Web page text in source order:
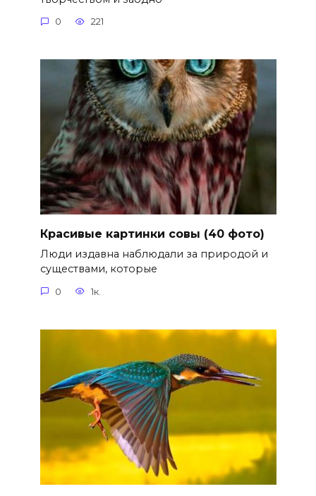
0 221
Красивые картинки совы (40 фото)
Люди издавна наблюдали за природой и
существами, которые
0 1к.